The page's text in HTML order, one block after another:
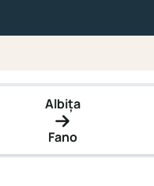
Albița
Fano